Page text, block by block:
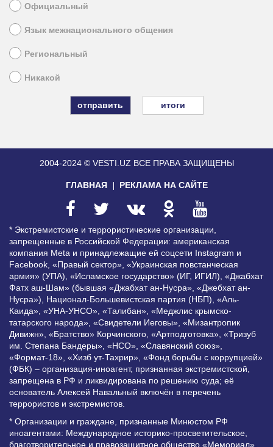
Официальный
Язык межнационального общения
Региональный
Никакой
итоги
2004-2024 © VESTI.UZ ВСЕ ПРАВА ЗАЩИЩЕНЫ
ГЛАВНАЯ РЕКЛАМА НА САЙТЕ
* Экстремистские и террористические организации,
запрещенные в Российской Федерации: американская
компания Meta и принадлежащие ей соцсети Instagram и
Facebook, «Правый сектор», «Украинская повстанческая
армия» (УПА), «Исламское государство» (ИГ, ИГИЛ), «Джабхат
Фатх аш-Шам» (бывшая «Джабхат ан-Нусра», «Джебхат ан-
Нусра»), Национал-Большевистская партия (НБП), «Аль-
Каида», «УНА-УНСО», «Талибан», «Меджлис крымско-
татарского народа», «Свидетели Иеговы», «Мизантропик
Дивижн», «Братство» Корчинского, «Артподготовка», «Тризуб
им. Степана Бандеры», «НСО», «Славянский союз»,
«Формат-18», «Хизб ут-Тахрир», «Фонд борьбы с коррупцией»
(ФБК) – организация-иноагент, признанная экстремистской,
запрещена в РФ и ликвидирована по решению суда; её
основатель Алексей Навальный включён в перечень
террористов и экстремистов.
* Организации и граждане, признанные Минюстом РФ
иноагентами: Международное историко-просветительское,
благотворительное и правозащитное общество «Мемориал»,